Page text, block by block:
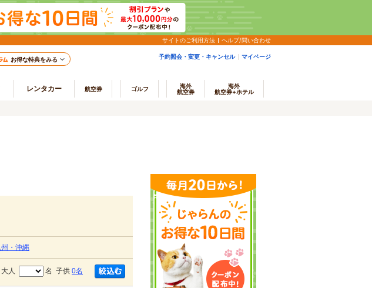
サイトのご利用方法 ヘルプ/問い合わせ
お得な特典をみる 予約照会・変更・キャンセル マイページ
レンタカー 航空券 ゴルフ
海外
航空券
海外
航空券+ホテル
州・沖縄
大人 名 子供 0名